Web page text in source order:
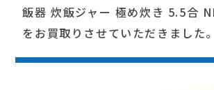
飯器 炊飯ジャー 極め炊き 5.5合
をお買取りさせていただきました。